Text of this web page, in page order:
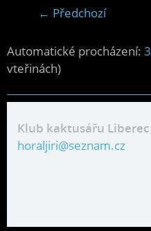
← Předchozí
Automatické procházení: 3
vteřinách)
Klub kaktusářu Liberec
horaljiri@seznam.cz